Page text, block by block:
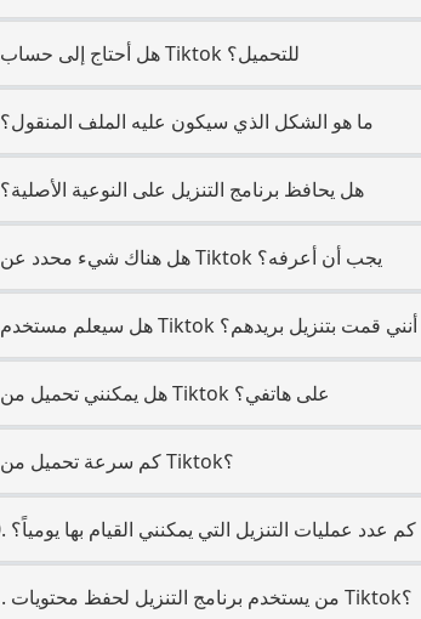
3. هل أحتاج إلى حساب Tiktok للتحميل؟
4. ما هو الشكل الذي سيكون عليه الملف المنقول؟
5. هل يحافظ برنامج التنزيل على النوعية الأصلية؟
6. هل هناك شيء محدد عن Tiktok يجب أن أعرفه؟
7. هل سيعلم مستخدم Tiktok أنني قمت بتنزيل بريدهم؟
8. هل يمكنني تحميل من Tiktok على هاتفي؟
9. كم سرعة تحميل من Tiktok؟
10. كم عدد عمليات التنزيل التي يمكنني القيام بها يومياً؟
11. من يستخدم برنامج التنزيل لحفظ محتويات Tiktok؟